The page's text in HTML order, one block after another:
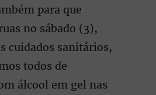
para que
no sábado (3),
cuidados sanitários,
todos de
álcool em gel nas